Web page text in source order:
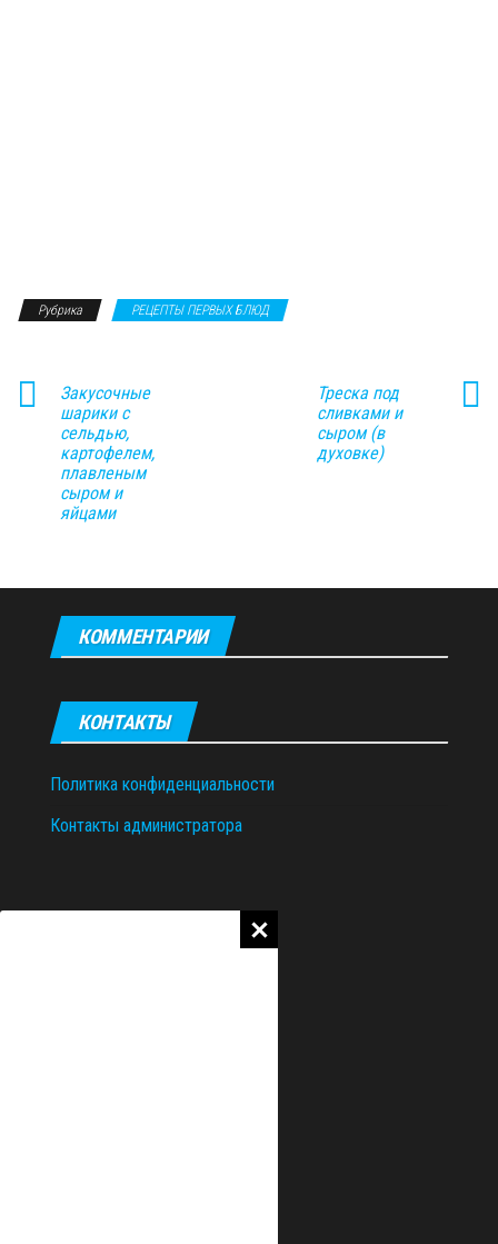
Рубрика РЕЦЕПТЫ ПЕРВЫХ БЛЮД
Закусочные
шарики с
сельдью,
картофелем,
плавленым
сыром и
яйцами
Треска под
сливками и
сыром (в
духовке)
КОММЕНТАРИИ
КОНТАКТЫ
Политика конфиденциальности
Контакты администратора